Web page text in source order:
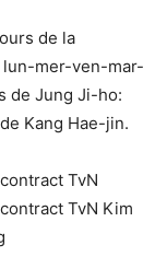
de la
lun-mer-ven-mar-
de Jung Ji-ho:
Kang Hae-jin.